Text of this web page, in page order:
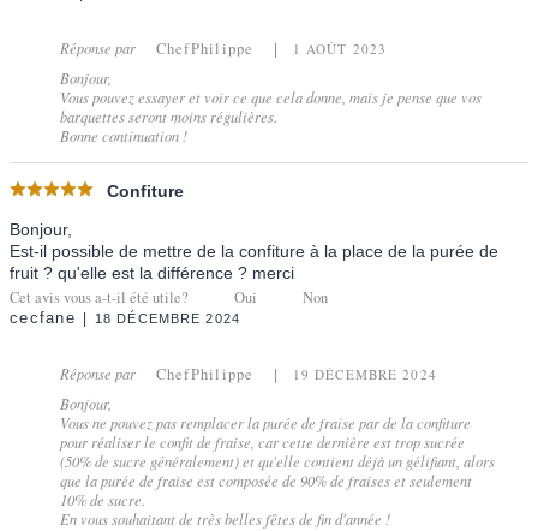
Réponse par ChefPhilippe 1 AOÛT 2023
Bonjour,
Vous pouvez essayer et voir ce que cela donne, mais je pense que vos
barquettes seront moins régulières.
Bonne continuation !
Confiture
Bonjour,
Est-il possible de mettre de la confiture à la place de la purée de
fruit ? qu'elle est la différence ? merci
Cet avis vous a-t-il été utile? Oui Non
cecfane 18 DÉCEMBRE 2024
Réponse par ChefPhilippe 19 DÉCEMBRE 2024
Bonjour,
Vous ne pouvez pas remplacer la purée de fraise par de la confiture
pour réaliser le confit de fraise, car cette dernière est trop sucrée
(50% de sucre généralement) et qu'elle contient déjà un gélifiant, alors
que la purée de fraise est composée de 90% de fraises et seulement
10% de sucre.
En vous souhaitant de très belles fêtes de fin d'année !